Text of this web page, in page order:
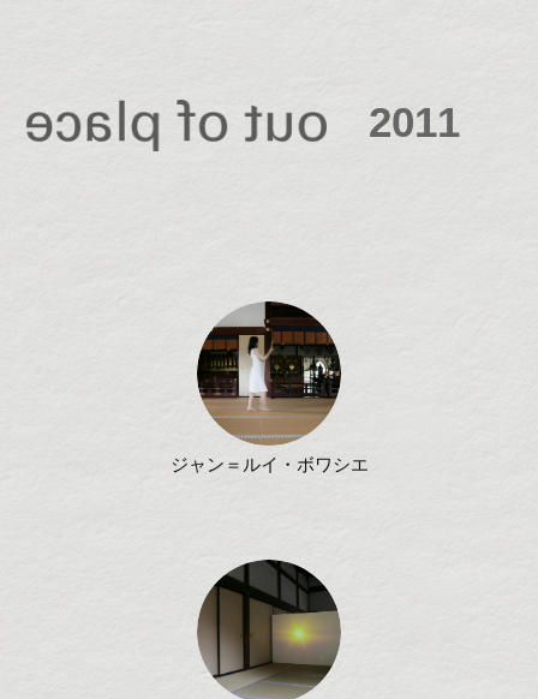
2011
ジャン＝ルイ・ボワシエ